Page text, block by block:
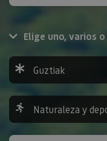
Elige uno, varios
Guztiak
Naturaleza y